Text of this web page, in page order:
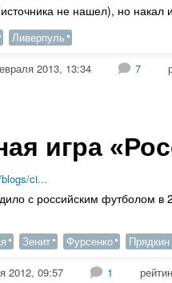
не нашел), но накал
Ливерпуль
2013, 13:34 7
игра
ci...
с российским футболом в
Зенит Фурсенко Прядкин
2012, 09:57 1